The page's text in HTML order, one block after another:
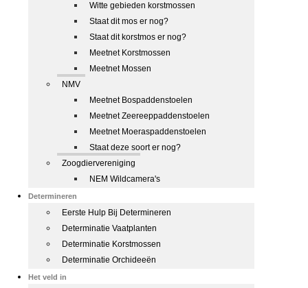
Witte gebieden korstmossen
Staat dit mos er nog?
Staat dit korstmos er nog?
Meetnet Korstmossen
Meetnet Mossen
NMV
Meetnet Bospaddenstoelen
Meetnet Zeereeppaddenstoelen
Meetnet Moeraspaddenstoelen
Staat deze soort er nog?
Zoogdiervereniging
NEM Wildcamera's
Determineren
Eerste Hulp Bij Determineren
Determinatie Vaatplanten
Determinatie Korstmossen
Determinatie Orchideeën
Het veld in